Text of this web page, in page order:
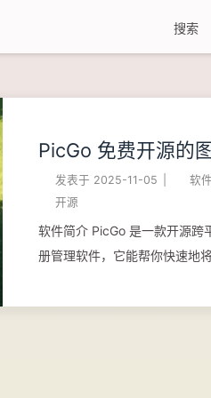
搜索
PicGo 免费开源的
发表于 2025-11-05 软件
开源
软件简介 PicGo 是一款开源跨
册管理软件，它能帮你快速地
图床网站或云存储服务上，并